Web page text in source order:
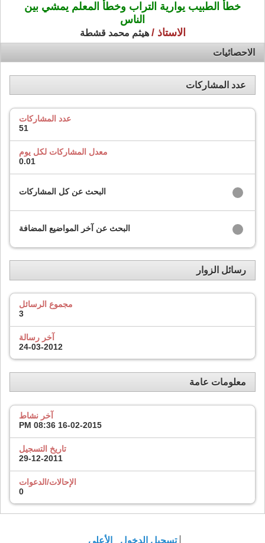
خطأ الطبيب يوارية التراب وخطأ المعلم يمشي بين
الناس
الاستاذ / هيثم محمد قشطة
الاحصائيات
عدد المشاركات
عدد المشاركات
51
معدل المشاركات لكل يوم
0.01
البحث عن كل المشاركات
البحث عن آخر المواضيع المضافة
رسائل الزوار
مجموع الرسائل
3
آخر رسالة
24-03-2012
معلومات عامة
آخر نشاط
16-02-2015
08:36 PM
تاريخ التسجيل
29-12-2011
الإحالات/الدعوات
0
تسجيل الدخول الأعلى